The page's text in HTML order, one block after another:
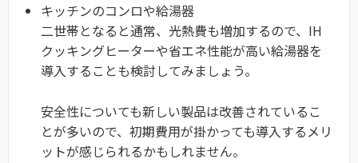
キッチンのコンロや給湯器
二世帯となると通常、光熱費も増加するので、IH
クッキングヒーターや省エネ性能が高い給湯器を
導入することも検討してみましょう。
安全性についても新しい製品は改善されているこ
とが多いので、初期費用が掛かっても導入するメリ
ットが感じられるかもしれません。